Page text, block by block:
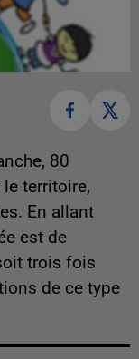
80
territoire,
En allant
est de
trois fois
de ce type